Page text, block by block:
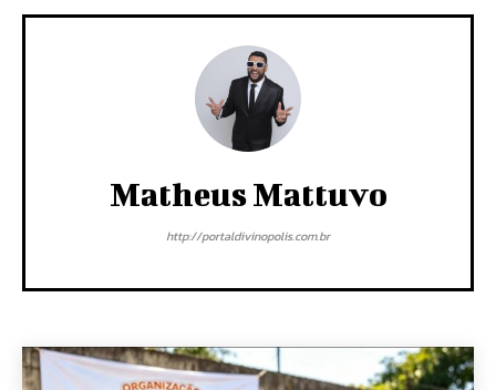
Matheus Mattuvo
http://portaldivinopolis.com.br